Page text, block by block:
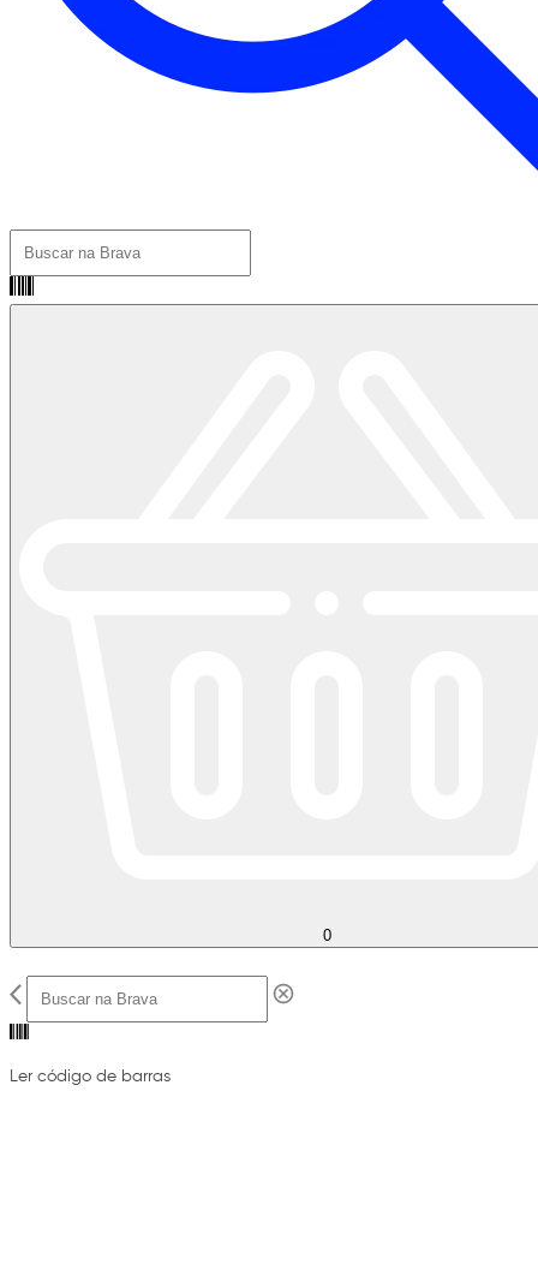
0
Ler código de barras